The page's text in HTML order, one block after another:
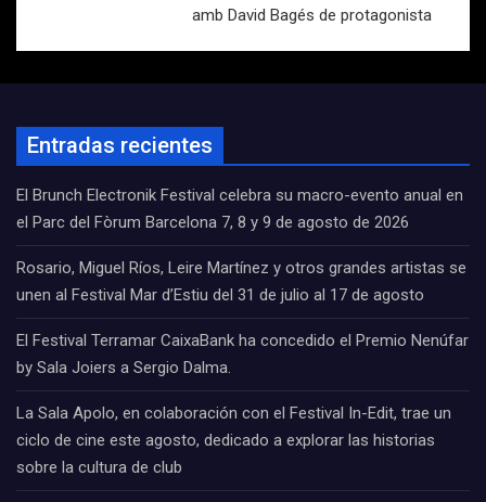
amb David Bagés de protagonista
Entradas recientes
El Brunch Electronik Festival celebra su macro-evento anual en
el Parc del Fòrum Barcelona 7, 8 y 9 de agosto de 2026
Rosario, Miguel Ríos, Leire Martínez y otros grandes artistas se
unen al Festival Mar d’Estiu del 31 de julio al 17 de agosto
El Festival Terramar CaixaBank ha concedido el Premio Nenúfar
by Sala Joiers a Sergio Dalma.
La Sala Apolo, en colaboración con el Festival In-Edit, trae un
ciclo de cine este agosto, dedicado a explorar las historias
sobre la cultura de club